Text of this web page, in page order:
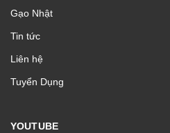
Gạo Nhật
Tin tức
Liên hệ
Tuyển Dụng
YOUTUBE